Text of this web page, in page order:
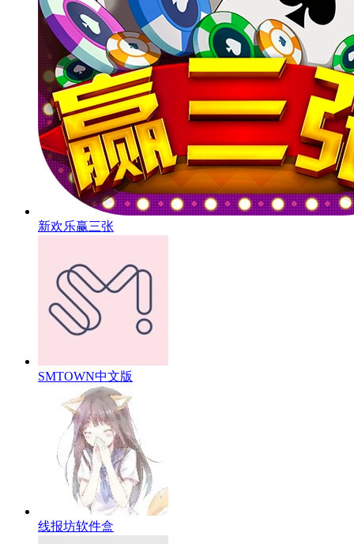
新欢乐赢三张
SMTOWN中文版
线报坊软件盒